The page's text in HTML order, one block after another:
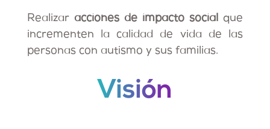
Realizar acciones de impacto social que
incrementen la calidad de vida de las
personas con autismo y sus familias.
Visión